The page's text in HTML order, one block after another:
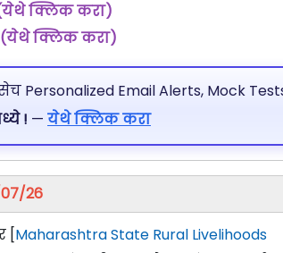
(येथे क्लिक करा)
(येथे क्लिक करा)
Email Alerts, Mock
! — येथे क्लिक करा
07/26
[Maharashtra State Rural Livelihoods